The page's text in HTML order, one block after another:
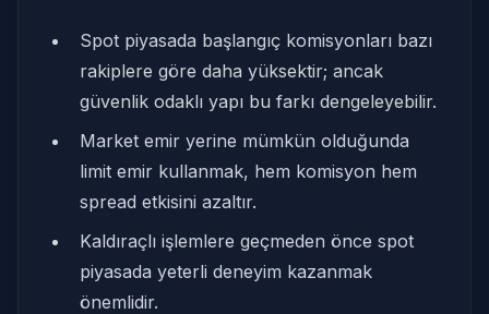
Spot piyasada başlangıç komisyonları bazı
rakiplere göre daha yüksektir; ancak
güvenlik odaklı yapı bu farkı dengeleyebilir.
Market emir yerine mümkün olduğunda
limit emir kullanmak, hem komisyon hem
spread etkisini azaltır.
Kaldıraçlı işlemlere geçmeden önce spot
piyasada yeterli deneyim kazanmak
önemlidir.